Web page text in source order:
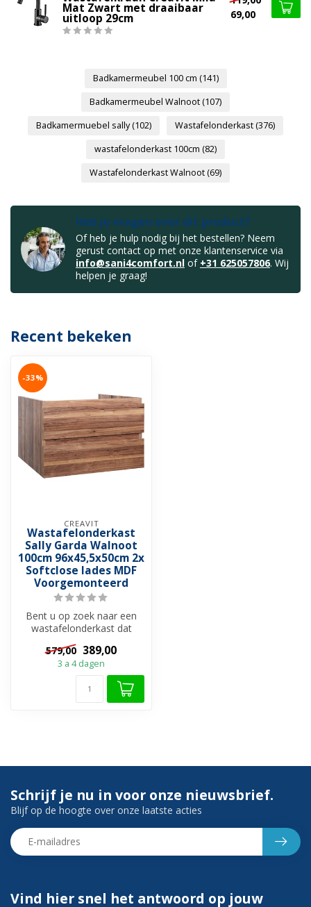
Mat Zwart met draaibaar
uitloop 29cm
69,00
Badkamermeubel 100 cm (141)
Badkamermeubel Walnoot(107)
Badkamermuebel sally(102) Wastafelonderkast(376)
wastafelonderkast 100cm (82)
Wastafelonderkast Walnoot(69)
Heb je vragen over dit product?
Of heb je hulp nodig bij het bestellen? Neem
gerust contact op met onze klantenservice via
info@sani4comfort.nl of +31 625057806. Wij
helpen je graag!
Recent bekeken
-33%
CREAVIT
Wastafelonderkast
Sally Garda Walnoot
100cm 96x45,5x50cm 2x
Softclose lades MDF
Voorgemonteerd
Bent u op zoek naar een
wastafelonderkast dat
warmte en luxe uitstraalt?
Bestel ...
579,00 389,00
3 a 4 dagen
Vind hier snel het antwoord op jouw
Schrijf je nu in voor onze nieuwsbrief.
Blijf op de hoogte over onze laatste acties